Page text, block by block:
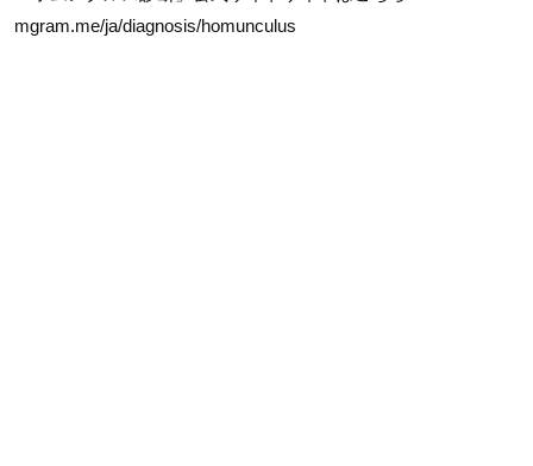
mgram.me/ja/diagnosis/homunculus